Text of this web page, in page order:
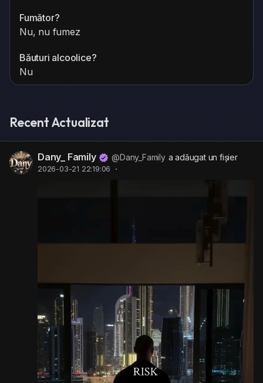
Fumător?
Nu, nu fumez
Băuturi alcoolice?
Nu
Recent Actualizat
Dany_ Family @Dany_Family a adăugat un fișier
2026-03-21 22:19:06 ·